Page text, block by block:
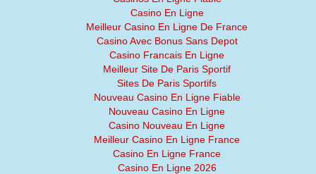
Casino En Ligne
Meilleur Casino En Ligne De France
Casino Avec Bonus Sans Depot
Casino Francais En Ligne
Meilleur Site De Paris Sportif
Sites De Paris Sportifs
Nouveau Casino En Ligne Fiable
Nouveau Casino En Ligne
Casino Nouveau En Ligne
Meilleur Casino En Ligne France
Casino En Ligne France
Casino En Ligne 2026